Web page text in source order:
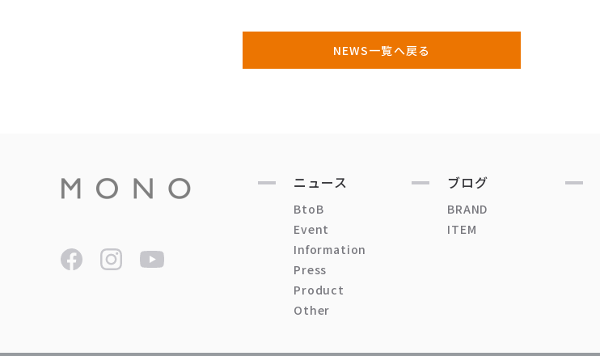
NEWS一覧へ戻る
ニュース
BtoB
Event
Information
Press
Product
Other
ブログ
BRAND
ITEM